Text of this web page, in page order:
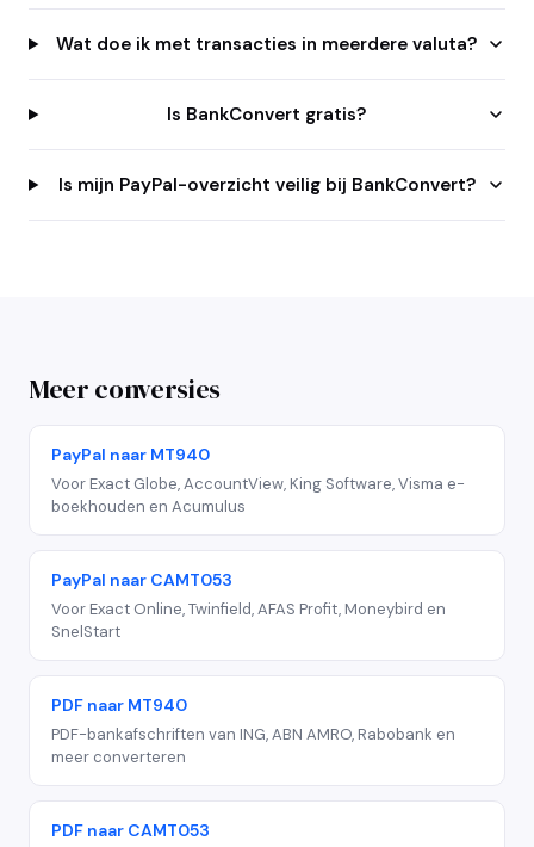
Wat doe ik met transacties in meerdere valuta?
Is BankConvert gratis?
Is mijn PayPal-overzicht veilig bij BankConvert?
Meer conversies
PayPal naar MT940
Voor Exact Globe, AccountView, King Software, Visma e-
boekhouden en Acumulus
PayPal naar CAMT053
Voor Exact Online, Twinfield, AFAS Profit, Moneybird en
SnelStart
PDF naar MT940
PDF-bankafschriften van ING, ABN AMRO, Rabobank en
meer converteren
PDF naar CAMT053